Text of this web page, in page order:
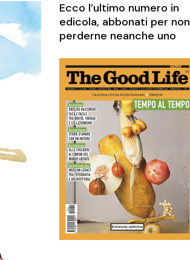
Ecco l’ultimo numero in
edicola, abbonati per non
perderne neanche uno